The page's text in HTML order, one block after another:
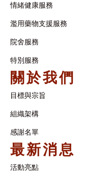
情緒健康服務
濫用藥物支援服務
院舍服務
特別服務
關於我們
目標與宗旨
組織架構​
感謝名單​
最新消息
活動亮點